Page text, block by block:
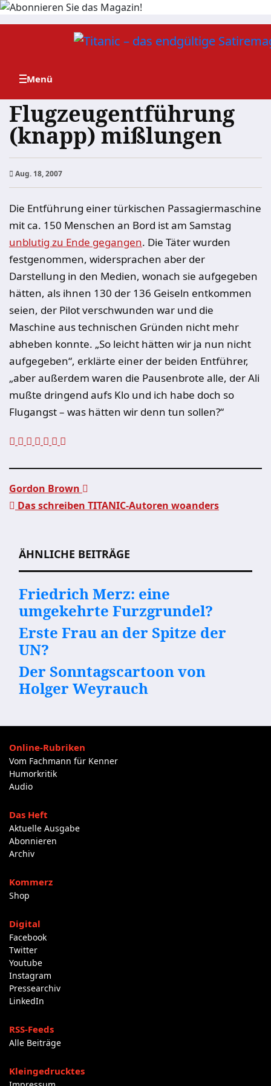
Zum
Flugzeugentführung
(knapp) mißlungen
Aug. 18, 2007
Die Entführung einer türkischen Passagiermaschine
mit ca. 150 Menschen an Bord ist am Samstag
unblutig zu Ende gegangen. Die Täter wurden
festgenommen, widersprachen aber der
Darstellung in den Medien, wonach sie aufgegeben
hätten, als ihnen 130 der 136 Geiseln entkommen
seien, der Pilot verschwunden war und die
Maschine aus technischen Gründen nicht mehr
abheben konnte. „So leicht hätten wir ja nun nicht
aufgegeben“, erklärte einer der beiden Entführer,
„aber außerdem waren die Pausenbrote alle, der Ali
mußte dringend aufs Klo und ich habe doch so
Flugangst – was hätten wir denn tun sollen?“
Gordon Brown
Das schreiben TITANIC-Autoren woanders
ÄHNLICHE BEITRÄGE
Friedrich Merz: eine
umgekehrte Furzgrundel?
Erste Frau an der Spitze der
UN?
Der Sonntagscartoon von
Holger Weyrauch
Online-Rubriken
Vom Fachmann für Kenner
Humorkritik
Audio
Das Heft
Aktuelle Ausgabe
Abonnieren
Archiv
Kommerz
Shop
Digital
Facebook
Twitter
Youtube
Instagram
Pressearchiv
LinkedIn
RSS-Feeds
Alle Beiträge
Kleingedrucktes